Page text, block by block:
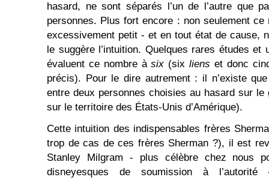
hasard, ne sont séparés l’un de l’autre que
personnes. Plus fort encore : non seulement
excessivement petit - et en tout état de cause,
le suggère l’intuition. Quelques rares études et
évaluent ce nombre àsix (sixliens et donc
précis). Pour le dire autrement : il n’existe
entre deux personnes choisies au hasard sur
sur le territoire des États-Unis d’Amérique).
Cette intuition des indispensables frères
trop de cas de ces frères Sherman ?), il est
Stanley Milgram - plus célèbre chez nous
disneyesques de soumission à